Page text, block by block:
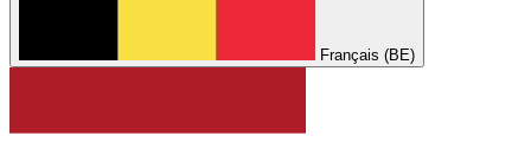
Français (BE)